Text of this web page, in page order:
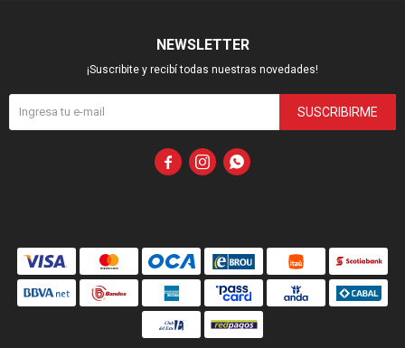
NEWSLETTER
¡Suscribite y recibí todas nuestras novedades!
SUSCRIBIRME
  